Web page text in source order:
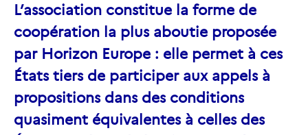
L’association constitue la forme de
coopération la plus aboutie proposée
par Horizon Europe : elle permet à ces
États tiers de participer aux appels à
propositions dans des conditions
quasiment équivalentes à celles des